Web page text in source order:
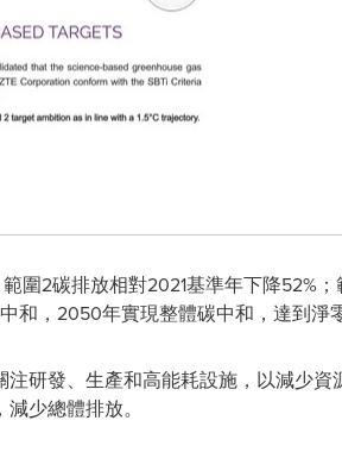
圍2碳排放相對2021基準年下降52%
，2050年實現整體碳中和，達到淨
研發、生產和高能耗設施，以減少資
少總體排放。